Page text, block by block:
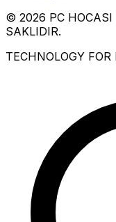
© 2026 PC HOCASI
SAKLIDIR.
TECHNOLOGY